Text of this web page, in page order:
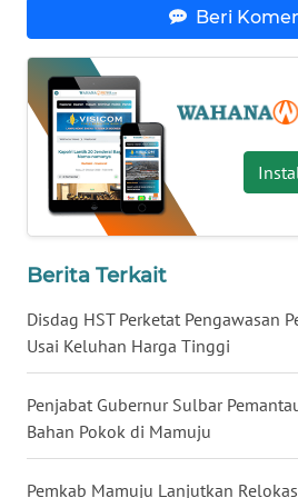
Beri
Berita Terkait
Disdag HST Perketat Pengawasan
Usai Keluhan Harga Tinggi
Penjabat Gubernur Sulbar
Bahan Pokok di Mamuju
Pemkab Mamuju Lanjutkan
BALI
WN
KALBAR
WN
KALTENG
KALTARA
WN
WN